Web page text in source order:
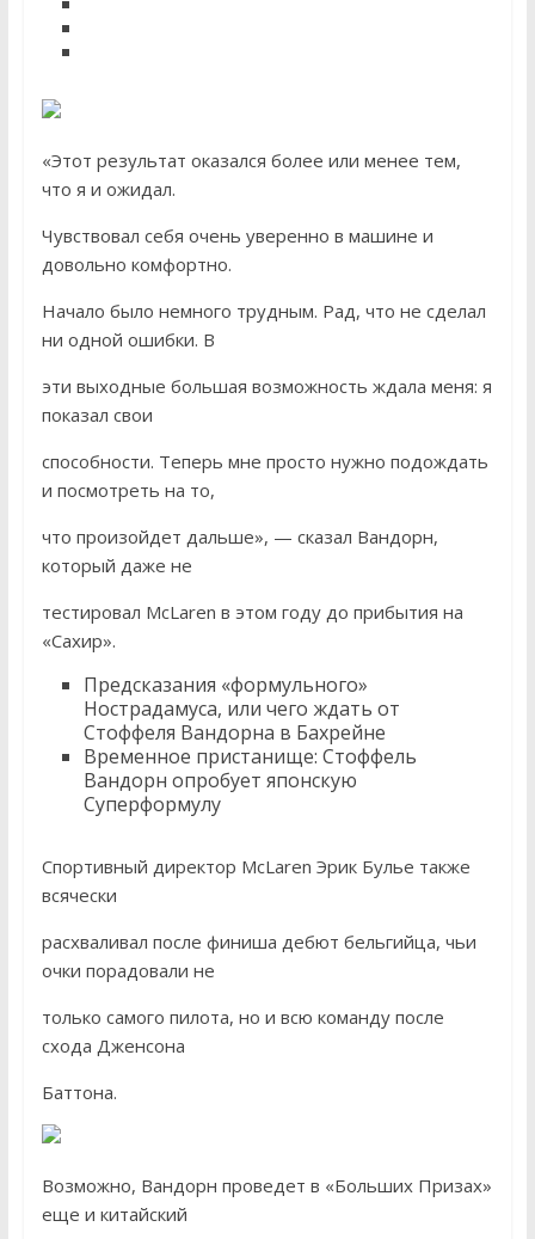
«Этот результат оказался более или менее тем,
что я и ожидал.
Чувствовал себя очень уверенно в машине и
довольно комфортно.
Начало было немного трудным. Рад, что не сделал
ни одной ошибки. В
эти выходные большая возможность ждала меня: я
показал свои
способности. Теперь мне просто нужно подождать
и посмотреть на то,
что произойдет дальше», — сказал Вандорн,
который даже не
тестировал McLaren в этом году до прибытия на
«Сахир».
Предсказания «формульного»
Нострадамуса, или чего ждать от
Стоффеля Вандорна в Бахрейне
Временное пристанище: Стоффель
Вандорн опробует японскую
Суперформулу
Спортивный директор McLaren Эрик Булье также
всячески
расхваливал после финиша дебют бельгийца, чьи
очки порадовали не
только самого пилота, но и всю команду после
схода Дженсона
Баттона.
Возможно, Вандорн проведет в «Больших Призах»
еще и китайский